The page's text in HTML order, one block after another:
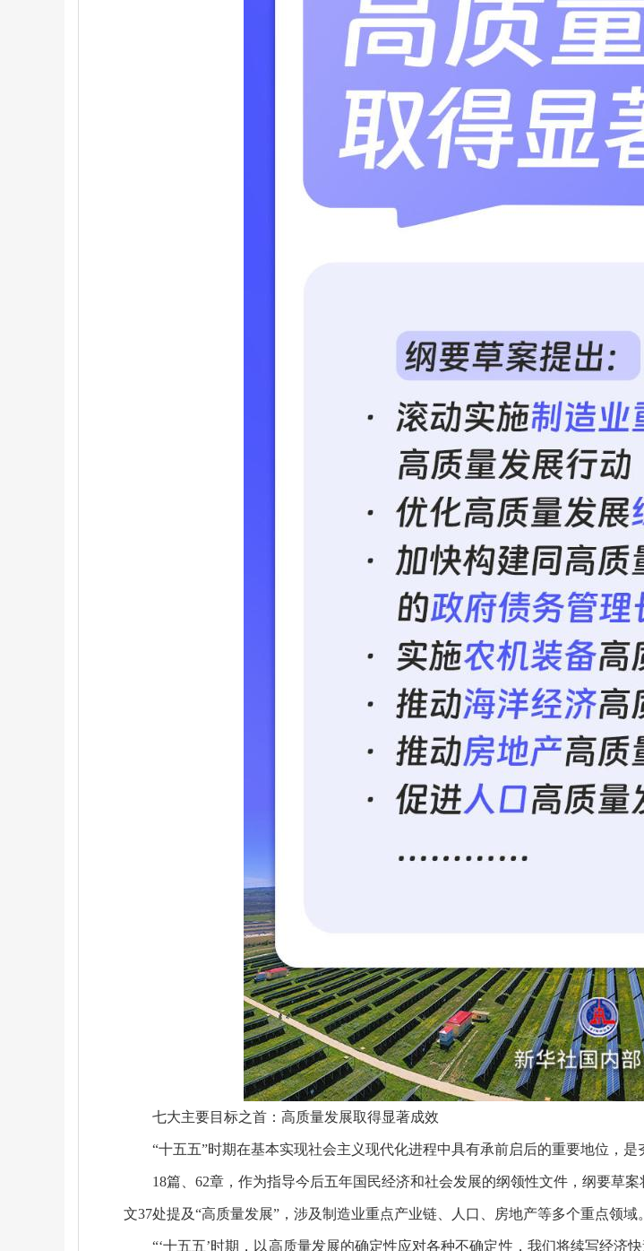
七大主要目标之首：高质量发展取得显著成效
“十五五”时期在基本实现社会主义现代化进程中具有承前启后的重要地位，是
18篇、62章，作为指导今后五年国民经济和社会发展的纲领性文件，纲要草
文37处提及“高质量发展”，涉及制造业重点产业链、人口、房地产等多个重点领域。
“‘十五五’时期，以高质量发展的确定性应对各种不确定性，我们将续写经